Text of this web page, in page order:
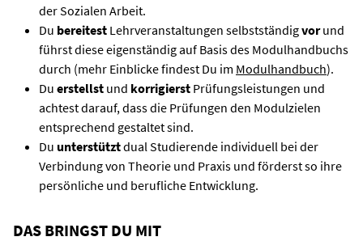
der Sozialen Arbeit.
Du bereitest Lehrveranstaltungen selbstständigvorund
führst diese eigenständig auf Basis des Modulhandbuchs
durch (mehr Einblicke findest Du im Modulhandbuch).
Du erstellst und korrigierst Prüfungsleistungen und
achtest darauf, dass die Prüfungen den Modulzielen
entsprechend gestaltet sind.
Du unterstütztdual Studierende individuell bei der
Verbindung von Theorie und Praxis und förderst so ihre
persönliche und berufliche Entwicklung.
DAS BRINGST DU MIT